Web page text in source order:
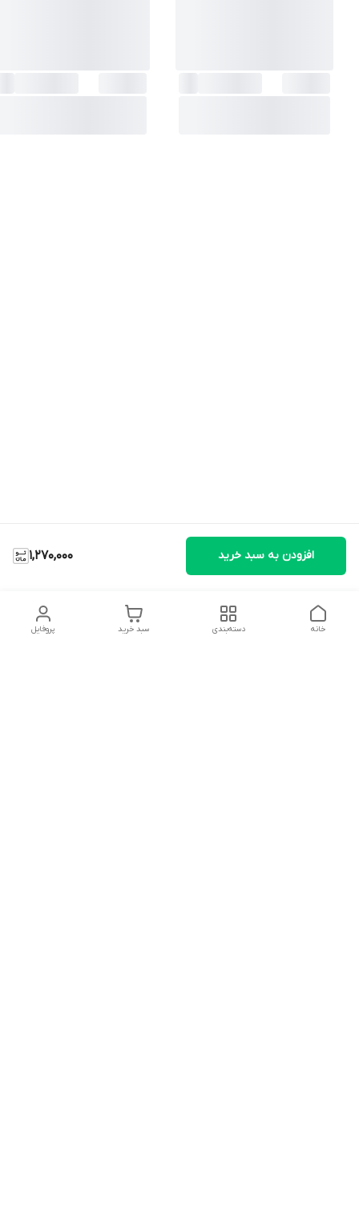
1,270,000 افزودن به سبد خرید
پروفایل سبد خرید دسته‌بندی خانه